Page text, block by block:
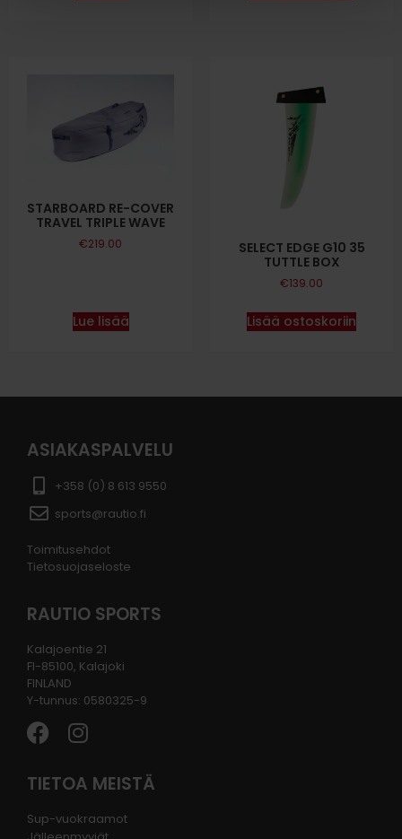
STARBOARD RE-COVER
TRAVEL TRIPLE WAVE
€219.00
Lue lisää
SELECT EDGE G10 35
TUTTLE BOX
€139.00
Lisää ostoskoriin
ASIAKASPALVELU
+358 (0) 8 613 9550
sports@rautio.fi
Toimitusehdot
Tietosuojaseloste
RAUTIO SPORTS
Kalajoentie 21
FI-85100, Kalajoki
FINLAND
Y-tunnus: 0580325-9
TIETOA MEISTÄ
Sup-vuokraamot